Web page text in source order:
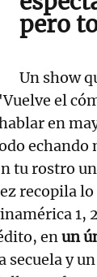
pero
Un show
el
en
echando
tu rostro
recopila
1,
enun
secuela y